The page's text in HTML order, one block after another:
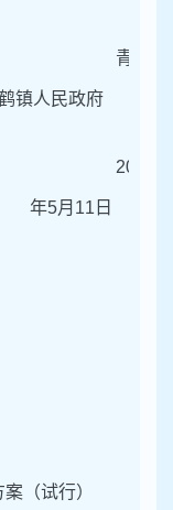
青
镇人民政府
2026
年5月 11 日
（试行）